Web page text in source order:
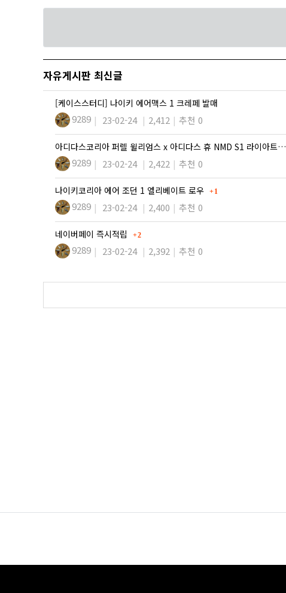
자유게시판 최신글
[케이스스터디] 나이키 에어맥스 1 크레페 발매
9289 23-02-24 2,412 추천 0
아디다스코리아 퍼렐 윌리엄스 x 아디다스 휴 NMD S1 라이아트…
9289 23-02-24 2,422 추천 0
나이키코리아 에어 조던 1 엘리베이트 로우 댓글
1
9289 23-02-24 2,400 추천 0
네이버페이 즉시적립 댓글
2
9289 23-02-24 2,392 추천 0